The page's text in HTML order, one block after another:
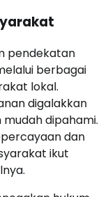
pendekatan
berbagai
lokal.
digalakkan
dipahami.
dan
ikut